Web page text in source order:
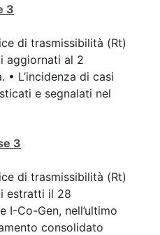
3
di trasmissibilità (Rt)
aggiornati al 2
• L’incidenza di casi
e segnalati nel
3
di trasmissibilità (Rt)
estratti il 28
I-Co-Gen, nell’ultimo
consolidato